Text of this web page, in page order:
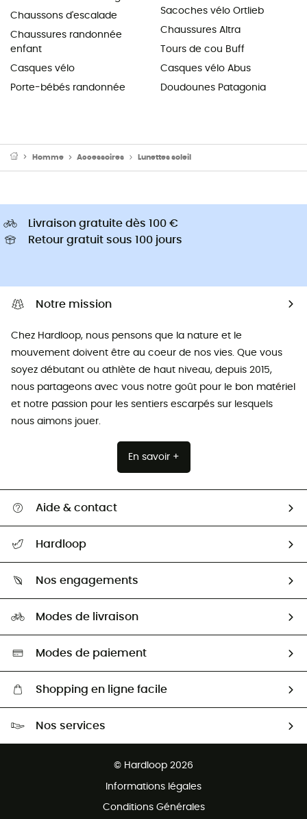
Chaussons d'escalade
Chaussures randonnée
enfant
Casques vélo
Porte-bébés randonnée
Sacoches vélo Ortlieb
Chaussures Altra
Tours de cou Buff
Casques vélo Abus
Doudounes Patagonia
Homme Accessoires Lunettes soleil
Livraison gratuite dès 100 €
Retour gratuit sous 100 jours
Notre mission
Chez Hardloop, nous pensons que la nature et le
mouvement doivent être au coeur de nos vies. Que vous
soyez débutant ou athlète de haut niveau, depuis 2015,
nous partageons avec vous notre goût pour le bon matériel
et notre passion pour les sentiers escarpés sur lesquels
nous aimons jouer.
En savoir +
Aide & contact
Guide des tailles
Seconde Main
Aide & Contact
Hardloop
HardGuides
Nos engagements
Sélection éco-responsable
Modes de livraison
Modes de paiement
Shopping en ligne facile
Nos services
© Hardloop 2026
Informations légales
Conditions Générales